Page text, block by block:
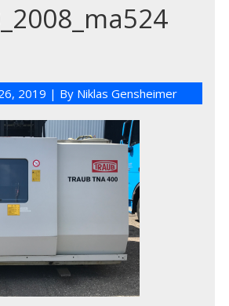
2019 | By Niklas Gensheimer